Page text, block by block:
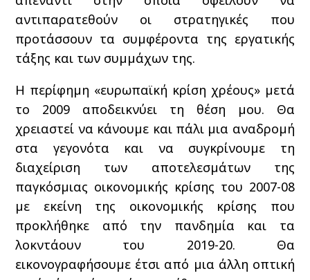
αντιπαρατεθούν οι στρατηγικές που
προτάσσουν τα συμφέροντα της εργατικής
τάξης και των συμμάχων της.
Η περίφημη «ευρωπαϊκή κρίση χρέους» μετά
το 2009 αποδεικνύει τη θέση μου. Θα
χρειαστεί να κάνουμε και πάλι μια αναδρομή
στα γεγονότα και να συγκρίνουμε τη
διαχείριση των αποτελεσμάτων της
παγκόσμιας οικονομικής κρίσης του 2007-08
με εκείνη της οικονομικής κρίσης που
προκλήθηκε από την πανδημία και τα
λοκντάουν του 2019-20. Θα
εικονογραφήσουμε έτσι από μια άλλη οπτική